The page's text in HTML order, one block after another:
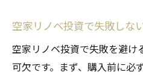
空家リノベ投資で失敗しな
空家リノベ投資で失敗を避け
可欠です。まず、購入前に必